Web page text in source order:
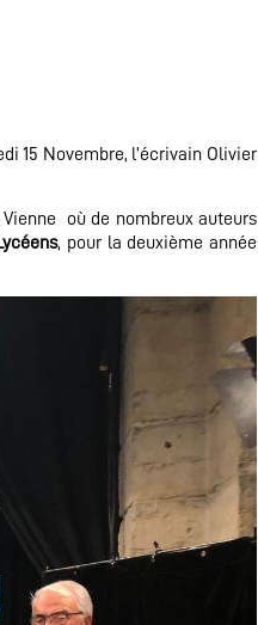
15 Novembre, l’écrivain Olivier
Vienne où de nombreux auteurs
, pour la deuxième année